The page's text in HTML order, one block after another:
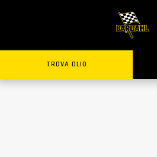
TROVA OLIO